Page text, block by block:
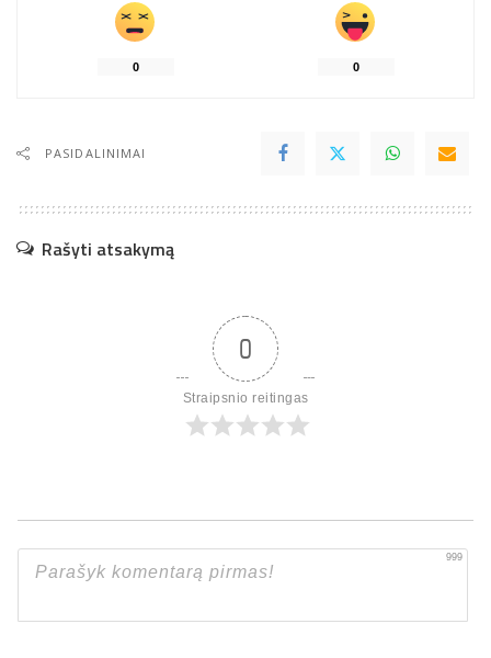
0 0
PASIDALINIMAI
Rašyti atsakymą
0
Straipsnio reitingas
999